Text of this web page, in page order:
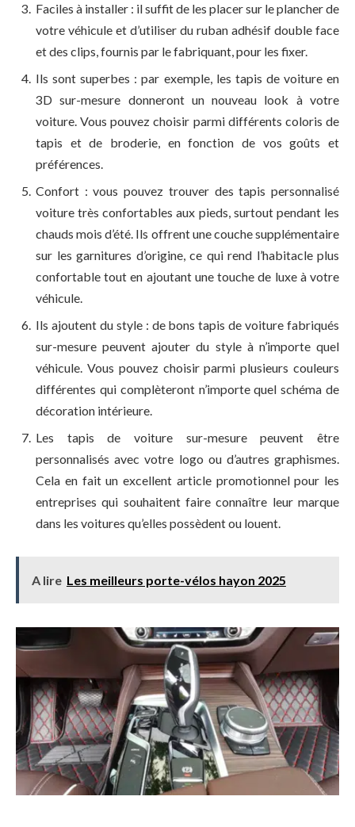
Faciles à installer : il suffit de les placer sur le plancher de
votre véhicule et d’utiliser du ruban adhésif double face
et des clips, fournis par le fabriquant, pour les fixer.
Ils sont superbes : par exemple, les tapis de voiture en
3D sur-mesure donneront un nouveau look à votre
voiture. Vous pouvez choisir parmi différents coloris de
tapis et de broderie, en fonction de vos goûts et
préférences.
Confort : vous pouvez trouver des tapis personnalisé
voiture très confortables aux pieds, surtout pendant les
chauds mois d’été. Ils offrent une couche supplémentaire
sur les garnitures d’origine, ce qui rend l’habitacle plus
confortable tout en ajoutant une touche de luxe à votre
véhicule.
Ils ajoutent du style : de bons tapis de voiture fabriqués
sur-mesure peuvent ajouter du style à n’importe quel
véhicule. Vous pouvez choisir parmi plusieurs couleurs
différentes qui complèteront n’importe quel schéma de
décoration intérieure.
Les tapis de voiture sur-mesure peuvent être
personnalisés avec votre logo ou d’autres graphismes.
Cela en fait un excellent article promotionnel pour les
entreprises qui souhaitent faire connaître leur marque
dans les voitures qu’elles possèdent ou louent.
A lire Les meilleurs porte-vélos hayon 2025